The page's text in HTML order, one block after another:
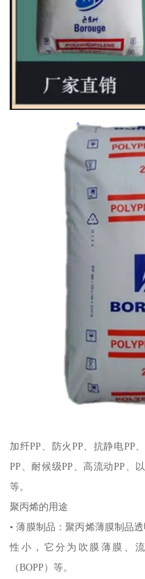
加纤PP 、防火 PP 、抗静电PP
PP 、耐候级PP 、高流动PP 、
等。
聚丙烯的用途
•薄膜制品：聚丙烯薄膜制品
性小，它分为吹膜薄膜、
（BOPP ）等。